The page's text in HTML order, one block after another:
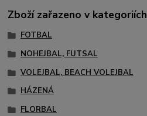
Zboží zařazeno v kategoriích
FOTBAL
NOHEJBAL, FUTSAL
VOLEJBAL, BEACH VOLEJBAL
HÁZENÁ
FLORBAL